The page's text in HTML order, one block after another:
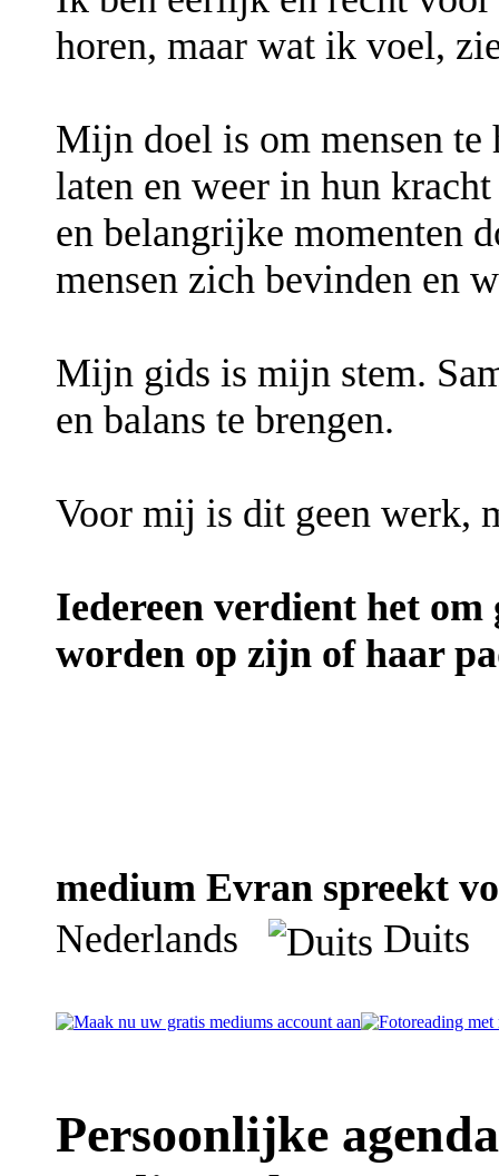
horen, maar wat ik voel,
Mijn doel is om mensen te
laten en weer in hun
en belangrijke momenten
mensen zich bevinden en
Mijn gids is mijn stem.
en balans te brengen.
Voor mij is dit geen werk,
Iedereen verdient het om
worden op zijn of haar
medium Evran spreekt
Nederlands
Duits
Persoonlijke